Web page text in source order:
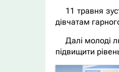
11 травня
дівчатам
Далі молоді
підвищити